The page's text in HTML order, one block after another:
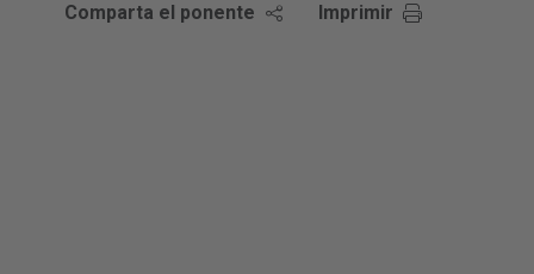
Comparta el ponente Imprimir